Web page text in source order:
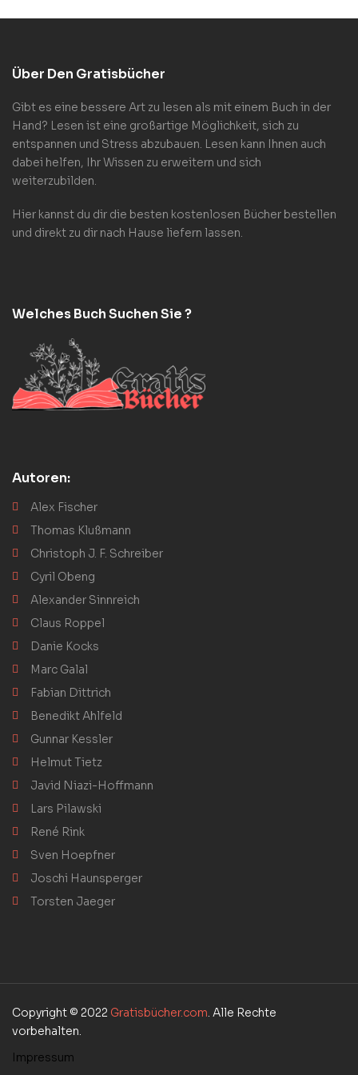
Über Den Gratisbücher
Gibt es eine bessere Art zu lesen als mit einem Buch in der
Hand? Lesen ist eine großartige Möglichkeit, sich zu
entspannen und Stress abzubauen. Lesen kann Ihnen auch
dabei helfen, Ihr Wissen zu erweitern und sich
weiterzubilden.
Hier kannst du dir die besten kostenlosen Bücher bestellen
und direkt zu dir nach Hause liefern lassen.
Welches Buch Suchen Sie ?
Autoren:
Alex Fischer
Thomas Klußmann
Christoph J. F. Schreiber
Cyril Obeng
Alexander Sinnreich
Claus Roppel
Danie Kocks
Marc Galal
Fabian Dittrich
Benedikt Ahlfeld
Gunnar Kessler
Helmut Tietz
Javid Niazi-Hoffmann
Lars Pilawski
René Rink
Sven Hoepfner
Joschi Haunsperger
Torsten Jaeger
Copyright © 2022 Gratisbücher.com. Alle Rechte
vorbehalten.
Impressum